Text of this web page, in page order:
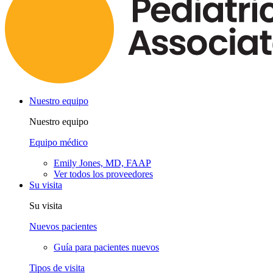
Nuestro equipo
Nuestro equipo
Equipo médico
Emily Jones, MD, FAAP
Ver todos los proveedores
Su visita
Su visita
Nuevos pacientes
Guía para pacientes nuevos
Tipos de visita